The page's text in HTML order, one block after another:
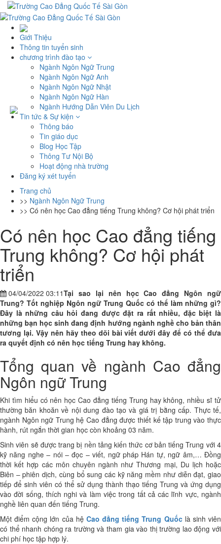
Giới Thiệu
Thông tin tuyển sinh
chương trình đào tạo
Ngành Ngôn Ngữ Trung
Ngành Ngôn Ngữ Anh
Ngành Ngôn Ngữ Nhật
Ngành Ngôn Ngữ Hàn
Ngành Hướng Dẫn Viên Du Lịch
Tin tức & Sự kiện
Thông báo
Tin giáo dục
Blog Học Tập
Thông Tư Nội Bộ
Hoạt động nhà trường
Đăng ký xét tuyển
Trang chủ
>> Ngành Ngôn Ngữ Trung
>> Có nên học Cao đẳng tiếng Trung không? Cơ hội phát triển
Có nên học Cao đẳng tiếng
Trung không? Cơ hội phát
triển
04/04/2022 03:11Tại sao lại nên học Cao đẳng Ngôn ngữ
Trung? Tốt nghiệp Ngôn ngữ Trung Quốc có thể làm những gì?
Đây là những câu hỏi đang được đặt ra rất nhiều, đặc biệt là
những bạn học sinh đang định hướng ngành nghề cho bản thân
tương lại. Vậy nên hãy theo dõi bài viết dưới đây để có thể đưa
ra quyết định có nên học tiếng Trung hay không.
Tổng quan về ngành Cao đẳng
Ngôn ngữ Trung
Khi tìm hiểu có nên học Cao đẳng tiếng Trung hay không, nhiều sĩ tử
thường băn khoăn về nội dung đào tạo và giá trị bằng cấp. Thực tế,
ngành Ngôn ngữ Trung hệ Cao đẳng được thiết kế tập trung vào thực
hành, rút ngắn thời gian học còn khoảng 03 năm.
Sinh viên sẽ được trang bị nền tảng kiến thức cơ bản tiếng Trung với 4
kỹ năng nghe – nói – đọc – viết, ngữ pháp Hán tự, ngữ âm,… Đồng
thời kết hợp các môn chuyên ngành như Thương mại, Du lịch hoặc
Biên – phiên dịch, cùng bổ sung các kỹ năng mềm như diễn đạt, giao
tiếp để sinh viên có thể sử dụng thành thạo tiếng Trung và ứng dụng
vào đời sống, thích nghi và làm việc trong tất cả các lĩnh vực, ngành
nghề liên quan đến tiếng Trung.
Một điểm cộng lớn của hệ Cao đẳng tiếng Trung Quốclà sinh viên
có thể nhanh chóng ra trường và tham gia vào thị trường lao động với
chi phí học tập hợp lý.